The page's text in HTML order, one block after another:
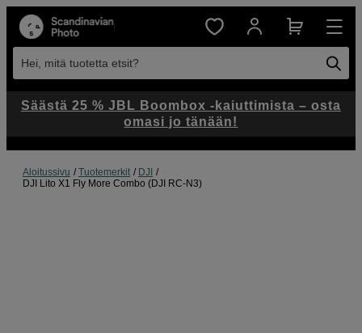
Hei, mitä tuotetta etsit?
Aloitussivu Tuotemerkit
DJI
DJI Lito X1 Fly More Combo (DJI RC-N3)
Säästä 25 % JBL Boombox -kaiuttimista – osta
omasi jo tänään!